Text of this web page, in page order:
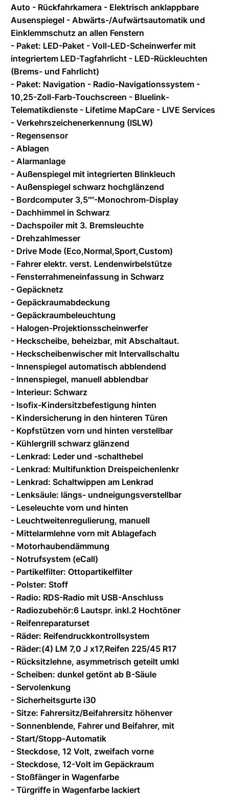
Auto - Rückfahrkamera - Elektrisch anklappbare
Ausenspiegel - Abwärts-/Aufwärtsautomatik und
Einklemmschutz an allen Fenstern
- Paket: LED-Paket - Voll-LED-Scheinwerfer mit
integriertem LED-Tagfahrlicht - LED-Rückleuchten
(Brems- und Fahrlicht)
- Paket: Navigation - Radio-Navigationssystem -
10,25-Zoll-Farb-Touchscreen - Bluelink-
Telematikdienste - Lifetime MapCare - LIVE Services
- Verkehrszeichenerkennung (ISLW)
- Regensensor
- Ablagen
- Alarmanlage
- Außenspiegel mit integrierten Blinkleuch
- Außenspiegel schwarz hochglänzend
- Bordcomputer 3,5""-Monochrom-Display
- Dachhimmel in Schwarz
- Dachspoiler mit 3. Bremsleuchte
- Drehzahlmesser
- Drive Mode (Eco,Normal,Sport,Custom)
- Fahrer elektr. verst. Lendenwirbelstütze
- Fensterrahmeneinfassung in Schwarz
- Gepäcknetz
- Gepäckraumabdeckung
- Gepäckraumbeleuchtung
- Halogen-Projektionsscheinwerfer
- Heckscheibe, beheizbar, mit Abschaltaut.
- Heckscheibenwischer mit Intervallschaltu
- Innenspiegel automatisch abblendend
- Innenspiegel, manuell abblendbar
- Interieur: Schwarz
- Isofix-Kindersitzbefestigung hinten
- Kindersicherung in den hinteren Türen
- Kopfstützen vorn und hinten verstellbar
- Kühlergrill schwarz glänzend
- Lenkrad: Leder und -schalthebel
- Lenkrad: Multifunktion Dreispeichenlenkr
- Lenkrad: Schaltwippen am Lenkrad
- Lenksäule: längs- undneigungsverstellbar
- Leseleuchte vorn und hinten
- Leuchtweitenregulierung, manuell
- Mittelarmlehne vorn mit Ablagefach
- Motorhaubendämmung
- Notrufsystem (eCall)
- Partikelfilter: Ottopartikelfilter
- Polster: Stoff
- Radio: RDS-Radio mit USB-Anschluss
- Radiozubehör:6 Lautspr. inkl.2 Hochtöner
- Reifenreparaturset
- Räder: Reifendruckkontrollsystem
- Räder:(4) LM 7,0 J x17,Reifen 225/45 R17
- Rücksitzlehne, asymmetrisch geteilt umkl
- Scheiben: dunkel getönt ab B-Säule
- Servolenkung
- Sicherheitsgurte i30
- Sitze: Fahrersitz/Beifahrersitz höhenver
- Sonnenblende, Fahrer und Beifahrer, mit
- Start/Stopp-Automatik
- Steckdose, 12 Volt, zweifach vorne
- Steckdose, 12-Volt im Gepäckraum
- Stoßfänger in Wagenfarbe
- Türgriffe in Wagenfarbe lackiert